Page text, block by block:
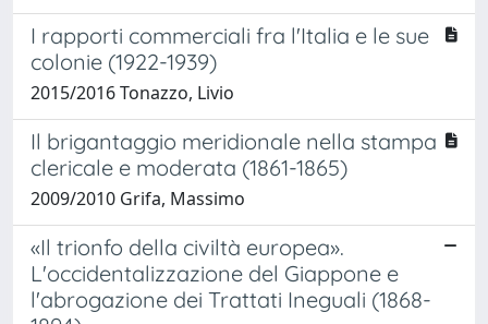
I rapporti commerciali fra l'Italia e le sue
colonie (1922-1939)
2015/2016 Tonazzo, Livio
Il brigantaggio meridionale nella stampa
clericale e moderata (1861-1865)
2009/2010 Grifa, Massimo
«Il trionfo della civiltà europea».
L'occidentalizzazione del Giappone e
l'abrogazione dei Trattati Ineguali (1868-